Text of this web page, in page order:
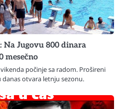
Na Jugovu 800 dinara
mesečno
počinje sa radom. Prošireni
danas otvara letnju sezonu.